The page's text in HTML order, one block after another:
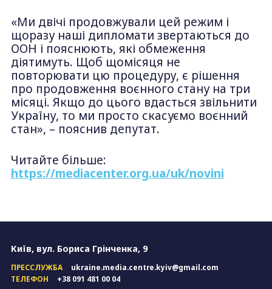
«Ми двічі продовжували цей режим і
щоразу наші дипломати звертаються до
ООН і пояснюють, які обмеження
діятимуть. Щоб щомісяця не
повторювати цю процедуру, є рішення
про продовження воєнного стану на три
місяці. Якщо до цього вдасться звільнити
Україну, то ми просто скасуємо воєнний
стан», – пояснив депутат.
Читайте більше:
https://mediacenter.org.ua/uk/novini
Київ, вул. Бориса Грінченка, 9
ПРЕССЛУЖБА
ukraine.media.centre.kyiv@gmail.com
ТЕЛЕФОН
+38 091 481 00 04